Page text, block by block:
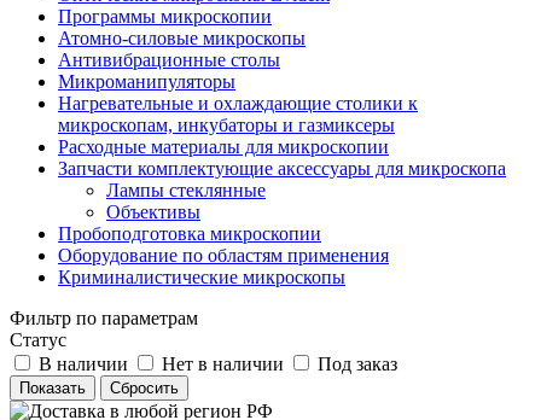
Программы микроскопии
Атомно-силовые микроскопы
Антивибрационные столы
Микроманипуляторы
Нагревательные и охлаждающие столики к
микроскопам, инкубаторы и газмиксеры
Расходные материалы для микроскопии
Запчасти комплектующие аксессуары для микроскопа
Лампы стеклянные
Объективы
Пробоподготовка микроскопии
Оборудование по областям применения
Криминалистические микроскопы
Фильтр по параметрам
Статус
В наличии
Нет в наличии Под заказ
Сбросить